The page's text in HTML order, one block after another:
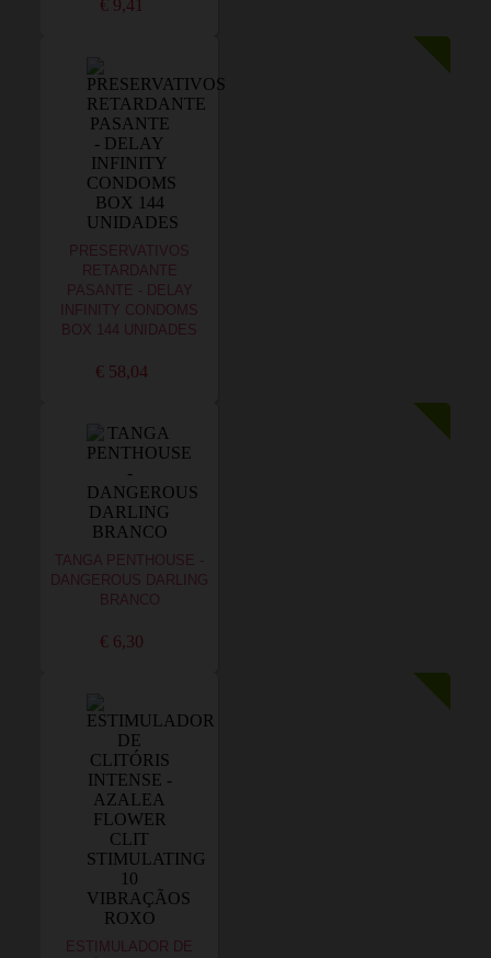
€ 9,41
PRESERVATIVOS
RETARDANTE
PASANTE - DELAY
INFINITY CONDOMS
BOX 144 UNIDADES
€ 58,04
TANGA PENTHOUSE -
DANGEROUS DARLING
BRANCO
€ 6,30
ESTIMULADOR DE